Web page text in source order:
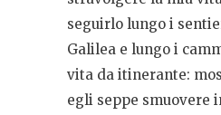
seguirlo lungo i
Galilea e lungo i
vita da itinerante:
egli seppe smuovere